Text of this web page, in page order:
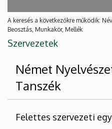
A keresés a következőkre működik:
Beosztás, Munkakör, Mellék
Szervezetek
Német
Tanszék
Felettes szervezeti